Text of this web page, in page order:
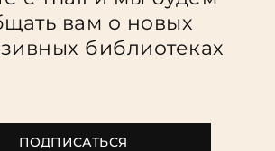
вам о новых
библиотеках
ПОДПИСАТЬСЯ